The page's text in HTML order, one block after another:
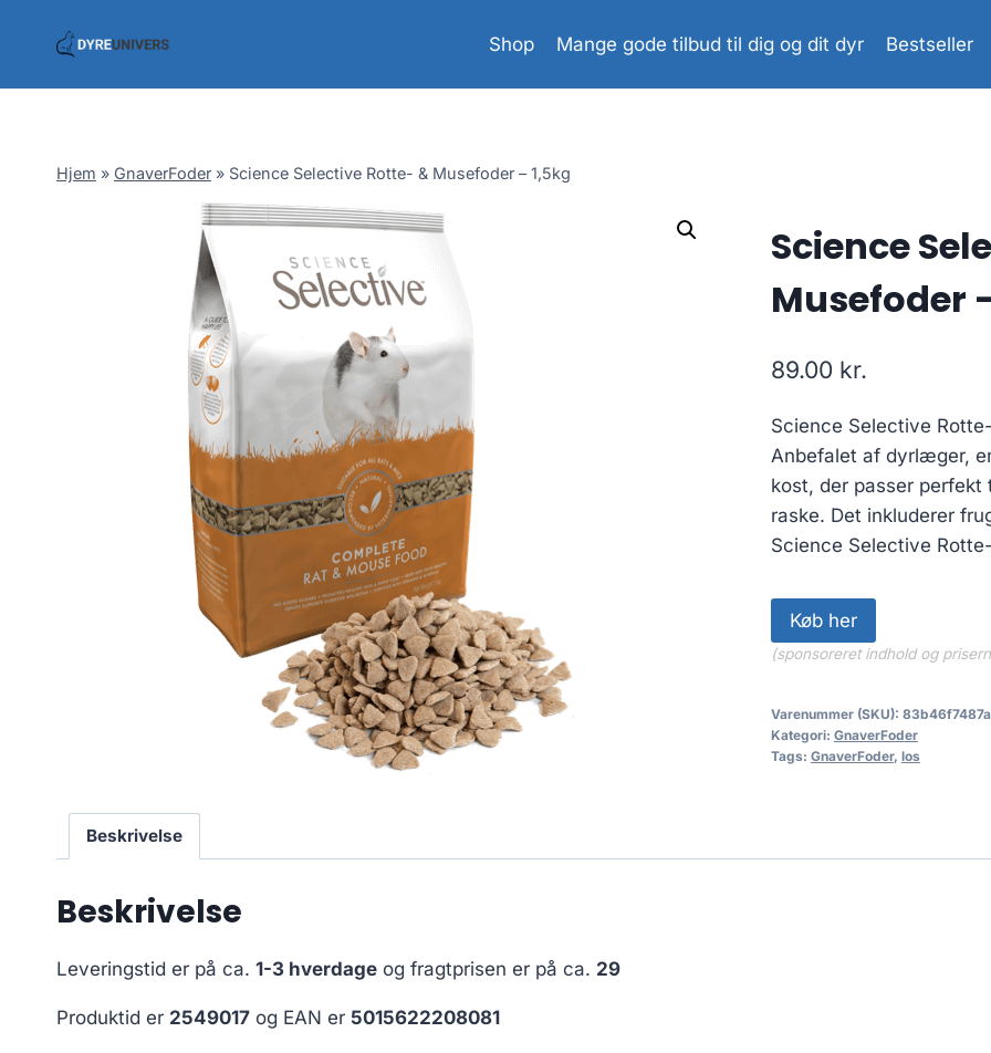
Shop Mange gode tilbud til dig og dit dyr Bestseller
Hjem » GnaverFoder » Science Selective Rotte- & Musefoder – 1,5kg
Science
Musefoder
89.00 kr.
Science Selective
Anbefalet af dyrlæger,
kost, der passer
raske. Det inkluderer
Science Selective
Køb her
(sponsoreret indhold og
Varenummer (SKU):
Kategori: GnaverFoder
Tags: GnaverFoder, los
Beskrivelse
Beskrivelse
Leveringstid er på ca. 1-3 hverdage og fragtprisen er på ca. 29
Produktid er 2549017 og EAN er 5015622208081